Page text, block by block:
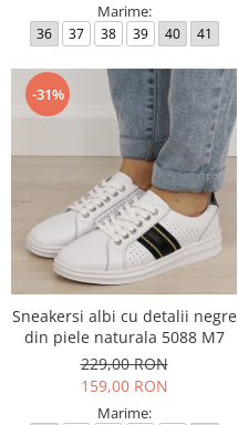
Marime:
36 37 38 39 40 41
-31%
Sneakersi albi cu detalii negre
din piele naturala 5088 M7
229,00 RON
159,00 RON
Marime: